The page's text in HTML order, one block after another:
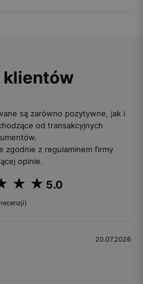
klientów
są zarówno pozytywne, jak i
od transakcyjnych
zgodnie z regulaminem firmy
opinie.
5.0
20.07.2026